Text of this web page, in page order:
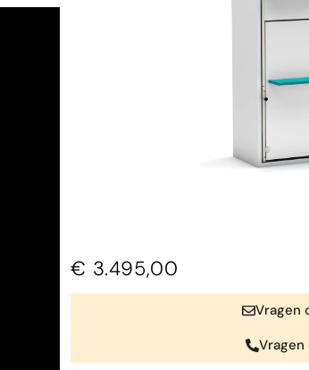
€ 3.495,00
Vragen